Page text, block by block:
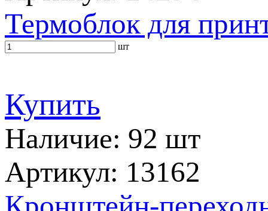
Термоблок для
шт
Купить
Наличие: 92 шт
Артикул: 13162